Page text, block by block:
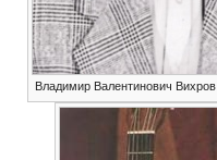
Владимир Валентинович Вихров